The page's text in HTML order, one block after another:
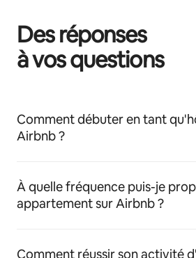
Des réponses
à vos questions
Comment débuter en tant
Airbnb ?
À quelle fréquence puis-je
appartement sur Airbnb ?
Comment réussir son activité